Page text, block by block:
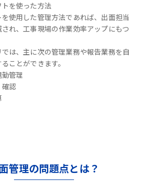
トを使った方法
使用した管理方法であれば、出面担当
れ、工事現場の作業効率アップにもつ
は、主に次の管理業務や報告業務を自
ことができます。
勤管理
確認
管理の問題点とは？